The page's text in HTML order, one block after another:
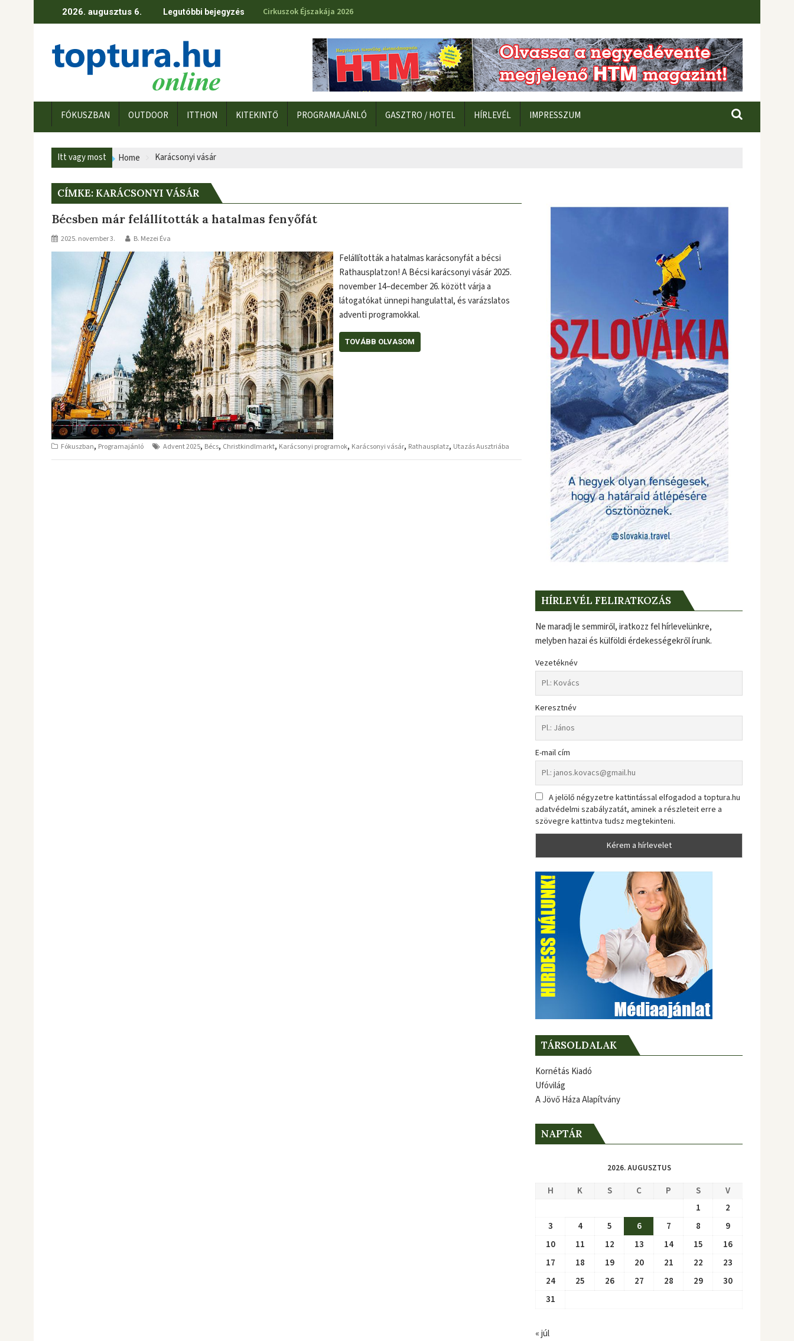
2026. augusztus 6. Legutóbbi bejegyzés Cirkuszok Éjszakája 2026
FÓKUSZBAN OUTDOOR ITTHON KITEKINTŐ PROGRAMAJÁNLÓ GASZTRO / HOTEL HÍRLEVÉL IMPRESSZUM
Itt vagy most Home Karácsonyi vásár
CÍMKE: KARÁCSONYI VÁSÁR
Bécsben már felállították a hatalmas fenyőfát
2025. november 3. B. Mezei Éva
Felállították a hatalmas karácsonyfát a bécsi
Rathausplatzon! A Bécsi karácsonyi vásár 2025.
november 14–december 26. között várja a
látogatókat ünnepi hangulattal, és varázslatos
adventi programokkal.
TOVÁBB OLVASOM
Fókuszban, Programajánló Advent 2025, Bécs, Christkindlmarkt, Karácsonyi programok, Karácsonyi vásár, Rathausplatz, Utazás Ausztriába
HÍRLEVÉL FELIRATKOZÁS
Ne maradj le semmiről, iratkozz fel hírlevelünkre,
melyben hazai és külföldi érdekességekről írunk.
Vezetéknév
Keresztnév
E-mail cím
A jelölő négyzetre kattintással elfogadod a toptura.hu
adatvédelmi szabályzatát, aminek a részleteit erre a
szövegre kattintva tudsz megtekinteni.
TÁRSOLDALAK
Kornétás Kiadó
Ufóvilág
A Jövő Háza Alapítvány
NAPTÁR
2026. AUGUSZTUS
H K S C P S
V
1
2
3
4 5 6 7 8
9
10
11 12 13 14 15
16
17
18 19 20 21 22
23
24
25 26 27 28 29
30
31
« júl